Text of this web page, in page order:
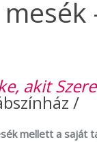
akit
/
mellett a saját